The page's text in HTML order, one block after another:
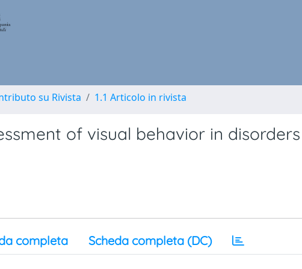
su Rivista 1.1 Articolo in rivista
of visual behavior in
completa Scheda completa (DC)